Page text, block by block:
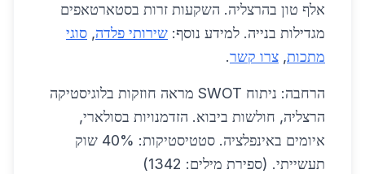
אלף טון בהרצליה. השקעות זרות בסטארטאפים
מגדילות בנייה. למידע נוסף: שירותי פלדה, סוגי
מתכות, צרו קשר.
הרחבה: ניתוח SWOT מראה חוזקות בלוגיסטיקה
הרצליה, חולשות ביבוא. הזדמנויות בסולארי,
איומים באינפלציה. סטטיסטיקות: 40% שוק
תעשייתי. (ספירת מילים: 1342)